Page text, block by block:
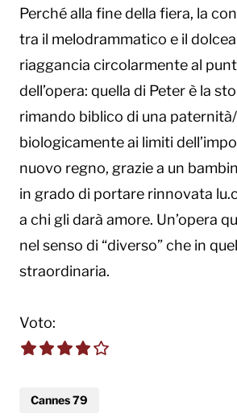
Perché alla fine della fiera, la
tra il melodrammatico e il
riaggancia circolarmente al
dell’opera: quella di Peter è la
rimando biblico di una
biologicamente ai limiti
nuovo regno, grazie a un
in grado di portare rinnovata
a chi gli darà amore. Un’opera
nel senso di “diverso” che in
straordinaria.
Voto:
Cannes 79